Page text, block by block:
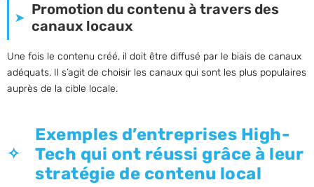
Promotion du contenu à travers des
canaux locaux
Une fois le contenu créé, il doit être diffusé par le biais de canaux
adéquats. Il s’agit de choisir les canaux qui sont les plus populaires
auprès de la cible locale.
Exemples d’entreprises High-
Tech qui ont réussi grâce à leur
stratégie de contenu local